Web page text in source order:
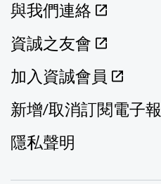
與我們連絡
資誠之友會
加入資誠會員
新增/取消訂閱電子報
隱私聲明